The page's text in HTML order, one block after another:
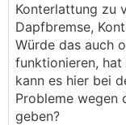
Konterlattung zu
Dapfbremse,
Würde das auch
funktionieren, hat
kann es hier bei
Probleme wegen
geben?